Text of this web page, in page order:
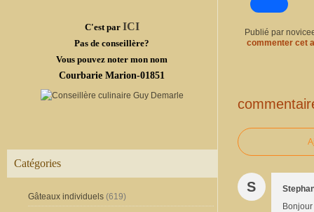
C'est par ICI
Pas de conseillère?
Vous pouvez noter mon nom
Courbarie Marion-01851
Catégories
Gâteaux individuels (619)
Publié par
commenter cet
S